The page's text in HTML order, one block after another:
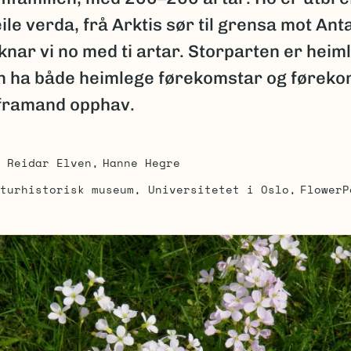
verda, frå Arktis sør til grensa mot
vi no med ti artar. Storparten er
ha både heimlege førekomstar og
opphav.
Reidar Elven
Hanne Hegre
museum, Universitetet i Oslo